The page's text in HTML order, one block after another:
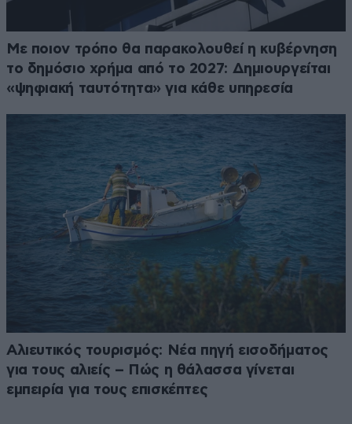
Με ποιον τρόπο θα παρακολουθεί η κυβέρνηση
το δημόσιο χρήμα από το 2027: Δημιουργείται
«ψηφιακή ταυτότητα» για κάθε υπηρεσία
Αλιευτικός τουρισμός: Νέα πηγή εισοδήματος
για τους αλιείς – Πώς η θάλασσα γίνεται
εμπειρία για τους επισκέπτες